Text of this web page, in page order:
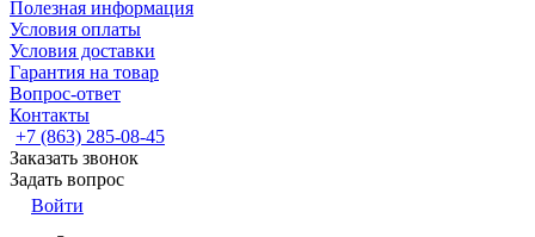
Полезная информация
Условия оплаты
Условия доставки
Гарантия на товар
Вопрос-ответ
Контакты
+7 (863) 285-08-45
Заказать звонок
Задать вопрос
Войти